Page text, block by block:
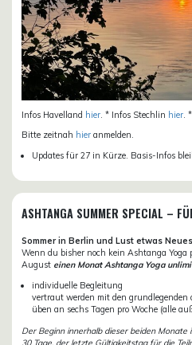
Infos Havelland hier . * Infos Stechlin hier . *
Bitte zeitnah hier anmelden.
Updates für 27 in Kürze. Basis-Infos
ASHTANGA SUMMER SPECIAL –
Sommer in Berlin und Lust etwas
Wenn du bisher noch kein Ashtanga
August einen Monat Ashtanga Yoga
individuelle Begleitung
vertraut werden mit den grundlegenden
üben an sechs Tagen pro Woche (alle
Der Beginn innerhalb dieser beiden
30 Tage, der letzte Gültigkeitstag für die